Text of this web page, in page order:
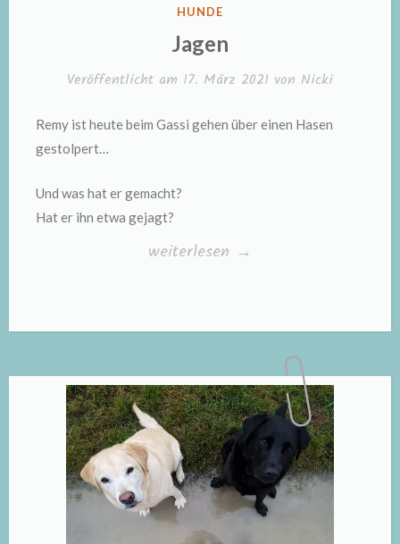
VERÖFFENTLICHT
HUNDE
Jagen
Veröffentlicht am 17. März 2021 von Nicki
Remy ist heute beim Gassi gehen über einen Hasen
gestolpert…
Und was hat er gemacht?
Hat er ihn etwa gejagt?
„Jagen“
weiterlesen →